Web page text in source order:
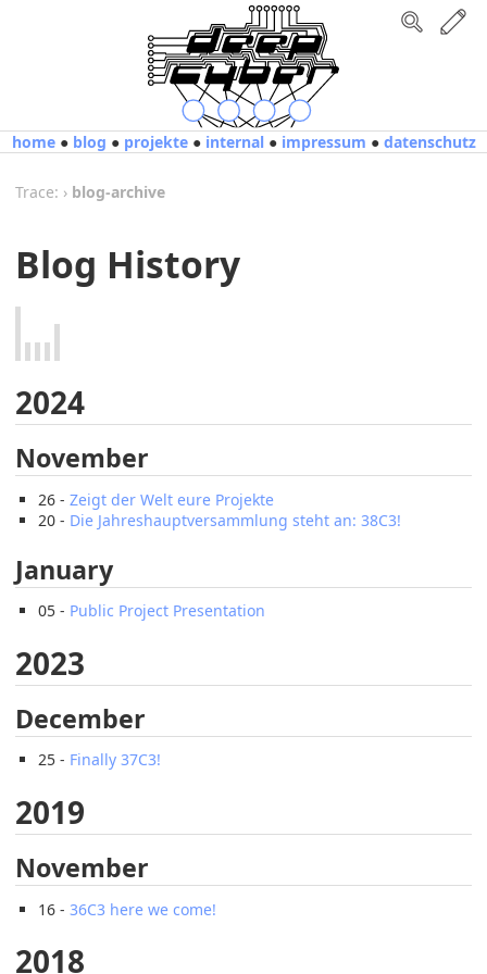
home● blog ● projekte● internal● impressum ● datenschutz
Trace: › blog-archive
Blog History
2024
November
26 - Zeigt der Welt eure Projekte
20 - Die Jahreshauptversammlung steht an: 38C3!
January
05 - Public Project Presentation
2023
December
25 - Finally 37C3!
2019
November
16 - 36C3 here we come!
2018